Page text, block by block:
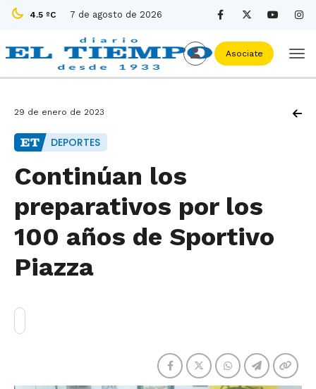
4.5 ºC 7 de agosto de 2026
Asociate
29 de enero de 2023
DEPORTES
Continúan los
preparativos por los
100 años de Sportivo
Piazza